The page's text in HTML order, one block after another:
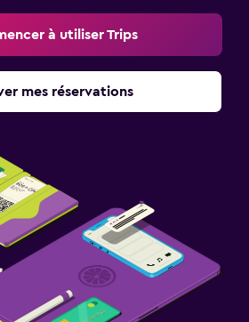
à utiliser Trips
mes réservations